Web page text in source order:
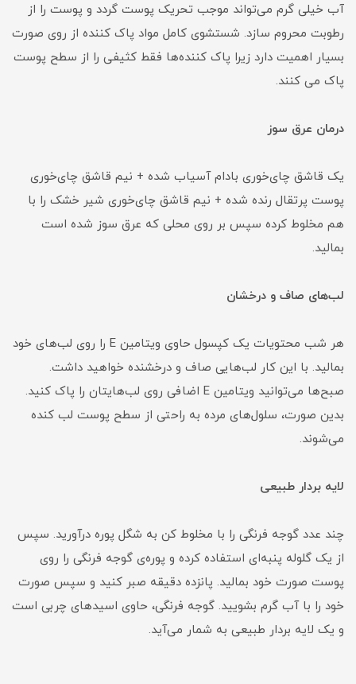
آب خیلی گرم می‌تواند موجب تحریک پوست گردد و پوست را از
رطوبت محروم سازد. شستشوی کامل مواد پاک کننده از روی صورت
بسیار اهمیت دارد زیرا پاک کننده‌ها فقط کثیفی را از سطح پوست
پاک می کنند.
درمان عرق سوز
یک قاشق چای‌خوری بادام آسیاب شده + نیم قاشق چای‌خوری
پوست پرتقال رنده شده + نیم قاشق چای‌خوری شیر خشک را با
هم مخلوط کرده سپس بر روی محلی که عرق سوز شده است
بمالید.
لب‌های صاف و درخشان
هر شب محتویات یک کپسول حاوی ویتامین E را روی لب‌های خود
بمالید. با این کار لب‌هایی صاف و درخشنده خواهید داشت.
صبح‌ها می‌توانید ویتامین E اضافی روی لب‌هایتان را پاک کنید.
بدین صورت، سلول‌های مرده به راحتی از سطح پوست لب کنده
می‌شوند.
لایه بردار طبیعی
چند عدد گوجه فرنگی را با مخلوط کن به شگل پوره درآورید. سپس
از یک گلوله پنبه‌ای استفاده کرده و پوره‌ی گوجه فرنگی را روی
پوست صورت خود بمالید. پانزده دقیقه صبر کنید و سپس صورت
خود را با آب گرم بشویید. گوجه فرنگی، حاوی اسیدهای چربی است
و یک لایه بردار طبیعی به شمار می‌آید.